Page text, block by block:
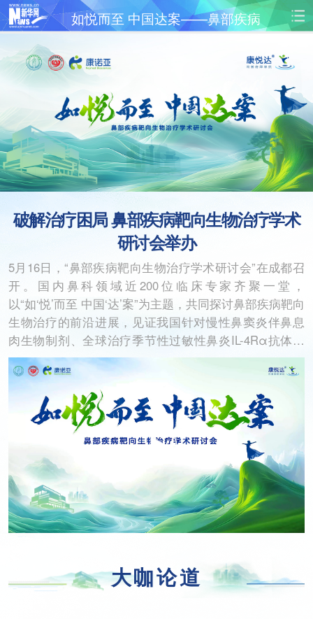
如悦而至 中国达案——鼻部疾病
靶向生物治疗学术研讨会
首页 时政 财经
科技 健康 军事
思客 政务 地方 法治
港澳 台湾 体育 图片
金融
旅游 城市
公司 彩票 娱乐 时尚
公益 悦读 信息化 无人机
富媒体 摄影 新华广播
新华电视中文 返回PC
破解治疗困局 鼻部疾病靶向生物治疗学术
研讨会举办
5月16日，“鼻部疾病靶向生物治疗学术研讨会”在成都召
开。国内鼻科领域近200位临床专家齐聚一堂，
以“如‘悦’而至 中国‘达’案”为主题，共同探讨鼻部疾病靶向
生物治疗的前沿进展，见证我国针对慢性鼻窦炎伴鼻息
肉生物制剂、全球治疗季节性过敏性鼻炎IL-4Rα抗体药
物——康悦达（司普奇拜单抗）的上市里程碑，开启2型
炎症性鼻病治疗全新篇章。
大咖论道